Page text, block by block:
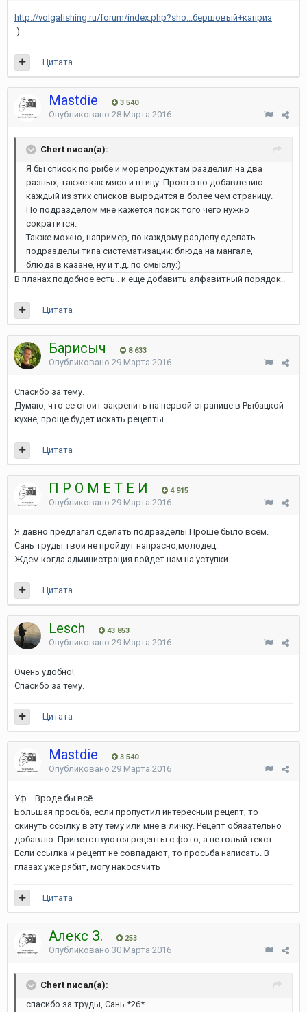
http://volgafishing.ru/forum/index.php?sho...бершовый+каприз
:)
Цитата
Mastdie 3 540
Опубликовано 28 Марта 2016
Chert писал(а):
Я бы список по рыбе и морепродуктам разделил на два
разных, также как мясо и птицу. Просто по добавлению
каждый из этих списков выродится в более чем страницу.
По подразделом мне кажется поиск того чего нужно
сократится.
Также можно, например, по каждому разделу сделать
подразделы типа систематизации: блюда на мангале,
блюда в казане, ну и т.д. по смыслу:)
В планах подобное есть.. и еще добавить алфавитный порядок..
Цитата
Барисыч 8 633
Опубликовано 29 Марта 2016
Спасибо за тему.
Думаю, что ее стоит закрепить на первой странице в Рыбацкой
кухне, проще будет искать рецепты.
Цитата
П Р О М Е Т Е Й 4 915
Опубликовано 29 Марта 2016
Я давно предлагал сделать подразделы.Проше было всем.
Сань труды твои не пройдут напрасно,молодец.
Ждем когда администрация пойдет нам на уступки .
Цитата
Lesch 43 853
Опубликовано 29 Марта 2016
Очень удобно!
Спасибо за тему.
Цитата
Mastdie 3 540
Опубликовано 29 Марта 2016
Уф... Вроде бы всё.
Большая просьба, если пропустил интересный рецепт, то
скинуть ссылку в эту тему или мне в личку. Рецепт обязательно
добавлю. Приветствуются рецепты с фото, а не голый текст.
Если ссылка и рецепт не совпадают, то просьба написать. В
глазах уже рябит, могу накосячить
Цитата
Алекс З. 253
Опубликовано 30 Марта 2016
Chert писал(а):
спасибо за труды, Сань *26*